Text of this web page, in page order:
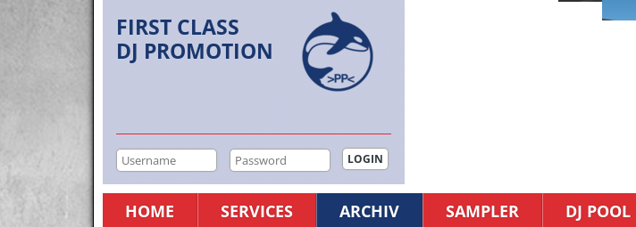
FIRST CLASS
DJ PROMOTION
HOME SERVICES ARCHIV SAMPLER DJ POOL